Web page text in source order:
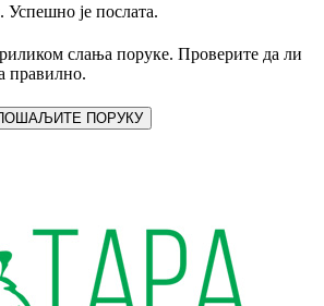
је послата.
слања поруке. Проверите да ли
правилно.
ПОРУКУ